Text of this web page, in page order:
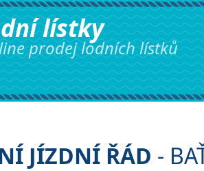
lístky
prodej lodních lístků
JÍZDNÍ ŘÁD -